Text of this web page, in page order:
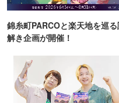
錦糸町PARCOと楽天地を巡
解き企画が開催！